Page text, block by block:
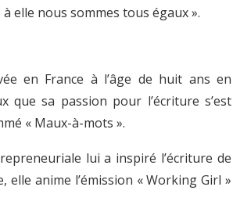
elle nous sommes tous égaux ».
en France à l’âge de huit ans en
que sa passion pour l’écriture s’est
« Maux-à-mots ».
lui a inspiré l’écriture de
anime l’émission « Working Girl »